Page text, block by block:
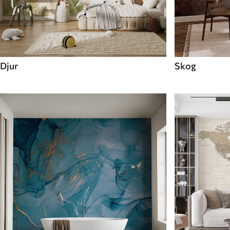
Djur Skog